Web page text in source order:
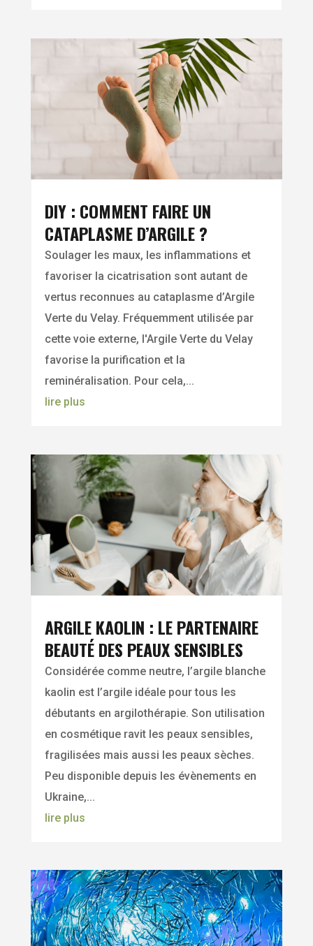
DIY : COMMENT FAIRE UN
CATAPLASME D’ARGILE ?
Soulager les maux, les inflammations et
favoriser la cicatrisation sont autant de
vertus reconnues au cataplasme d’Argile
Verte du Velay. Fréquemment utilisée par
cette voie externe, l'Argile Verte du Velay
favorise la purification et la
reminéralisation. Pour cela,...
lire plus
ARGILE KAOLIN : LE PARTENAIRE
BEAUTÉ DES PEAUX SENSIBLES
Considérée comme neutre, l’argile blanche
kaolin est l’argile idéale pour tous les
débutants en argilothérapie. Son utilisation
en cosmétique ravit les peaux sensibles,
fragilisées mais aussi les peaux sèches.
Peu disponible depuis les évènements en
Ukraine,...
lire plus